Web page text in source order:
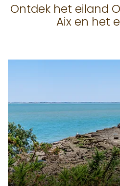
Ontdek het eiland
Aix en het